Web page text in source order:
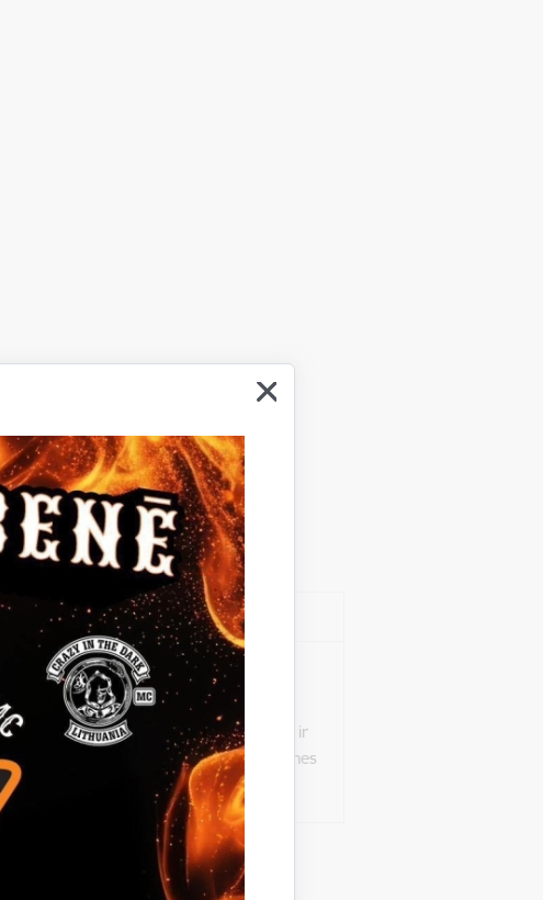
SŪKŅU STACIJA KSS-3” izbūve ir
Līdz ar to 1.2. pozīcijā „Gruntsūdens
apjoms „komplekts”, no kā izriet, ka ir
tas norādīts attiecīgi arī citās lokālās tāmes
KSS-3” pozīcijās.